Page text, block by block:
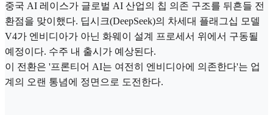
중국 AI 레이스가 글로벌 AI 산업의 칩 의존 구조를 뒤흔들 전
환점을 맞이했다. 딥시크(DeepSeek)의 차세대 플래그십 모델
V4가 엔비디아가 아닌 화웨이 설계 프로세서 위에서 구동될
예정이다. 수주 내 출시가 예상된다.
이 전환은 '프론티어 AI는 여전히 엔비디아에 의존한다'는 업
계의 오랜 통념에 정면으로 도전한다.